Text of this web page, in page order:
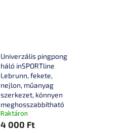
Univerzális pingpong
háló inSPORTline
Lebrunn, fekete,
nejlon, műanyag
szerkezet, könnyen
meghosszabbítható
Raktáron
4 000 Ft